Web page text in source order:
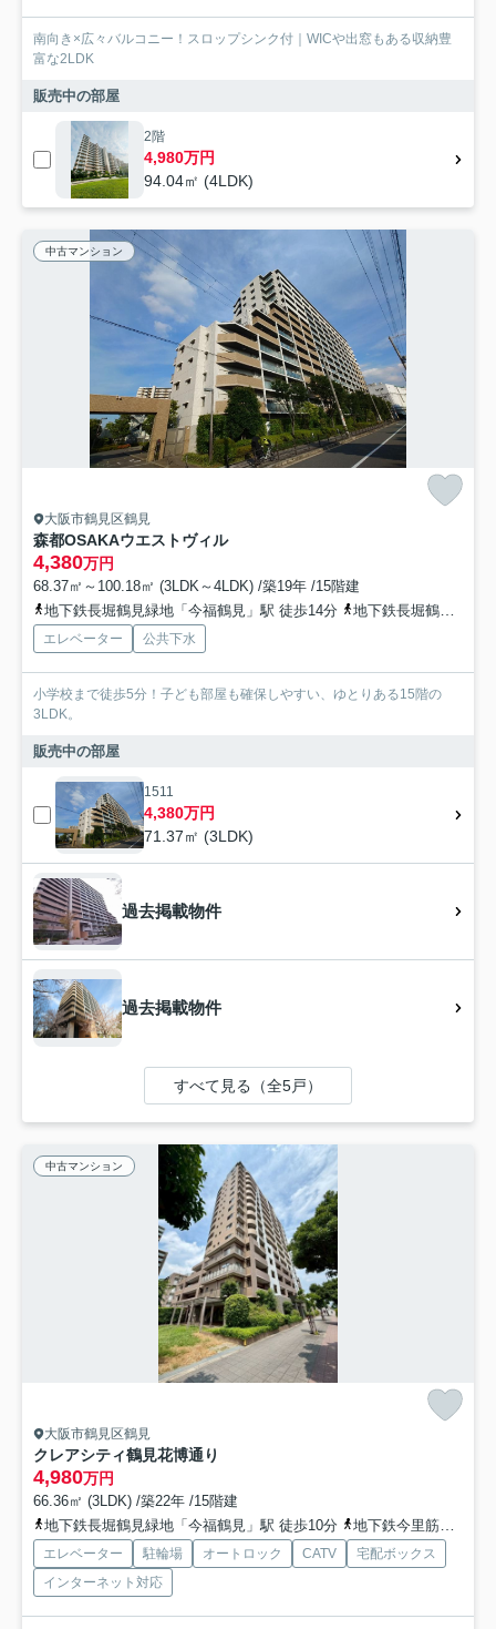
南向き×広々バルコニー！スロップシンク付｜WICや出窓もある収納豊
富な2LDK
販売中の部屋
2階
4,980万円
94.04㎡ (4LDK)
中古マンション
大阪市鶴見区鶴見
森都OSAKAウエストヴィル
4,380万円
68.37㎡～100.18㎡ (3LDK～4LDK) /築19年 /15階建
地下鉄長堀鶴見緑地「今福鶴見」駅 徒歩14分
地下鉄長堀鶴見緑地「横堤」駅 徒歩14分
エレベーター 公共下水
小学校まで徒歩5分！子ども部屋も確保しやすい、ゆとりある15階の
3LDK。
販売中の部屋
1511
4,380万円
71.37㎡ (3LDK)
過去掲載物件
過去掲載物件
すべて見る（全5戸）
中古マンション
大阪市鶴見区鶴見
クレアシティ鶴見花博通り
4,980万円
66.36㎡ (3LDK) /築22年 /15階建
地下鉄長堀鶴見緑地「今福鶴見」駅 徒歩10分
地下鉄今里筋線「新森古市」駅 徒歩15分
エレベーター 駐輪場 オートロック CATV
宅配ボックス
インターネット対応